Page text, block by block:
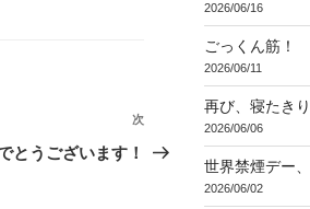
次
の
次
とうございます！
2026/06/16
ごっくん筋！
2026/06/11
再び、寝たき
2026/06/06
世界禁煙デー
2026/06/02